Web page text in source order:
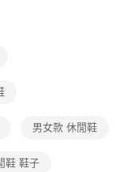
頁面顯示為準，若有關於
請聯繫「AFTEE先享後付
support/home
先享後付」服務完成之交
人之同意方可使用
男女款 休閒鞋
鞋 鞋子